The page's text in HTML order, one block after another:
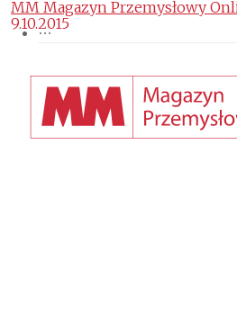
MM Magazyn Przemysłowy
9.10.2015